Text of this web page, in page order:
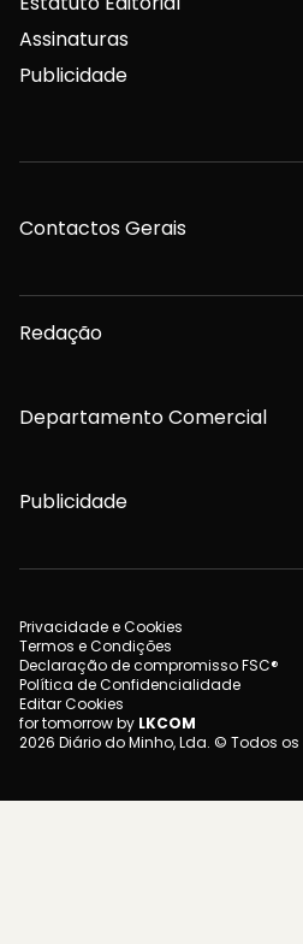
Assinaturas
Publicidade
Contactos Gerais
Redação
Departamento Comercial
Publicidade
Privacidade e Cookies
Termos e Condições
Declaração de compromisso FSC®
Política de Confidencialidade
Editar Cookies
for tomorrow by LKCOM
2026 Diário do Minho, Lda. © Todos